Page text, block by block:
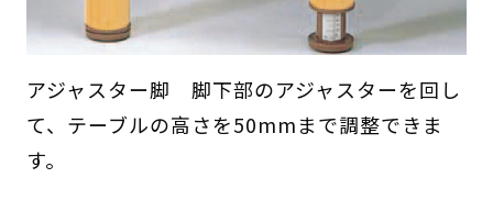
アジャスター脚 脚下部のアジャスターを回し
て、テーブルの高さを50mmまで調整できま
す。